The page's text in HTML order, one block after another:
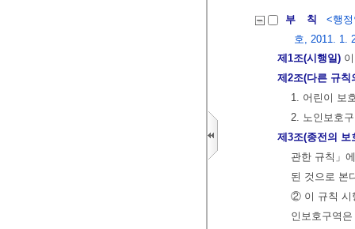
부 칙
<행
호, 2011. 1.
제1조(시행일)
제2조(다른 규칙
1. 어린이 보
2. 노인보호
제3조(종전의 보
관한 규칙」
된 것으로 본
② 이 규칙 시
인보호구역